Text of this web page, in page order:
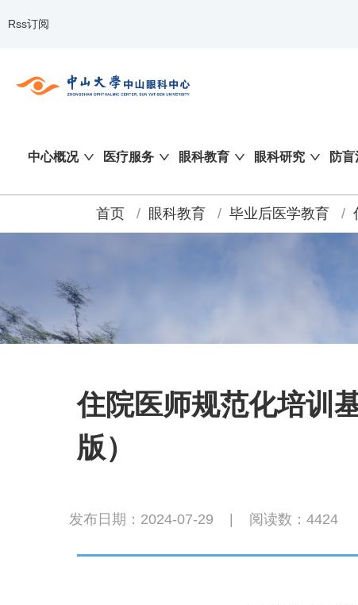
Rss订阅
中心概况 医疗服务 眼科教育 眼科研究 防
面
屑
首页 / 眼科教育 / 毕业后医学教育 /
住院医师规范化培训
版）
发布日期：2024-07-29 阅读数： 4424